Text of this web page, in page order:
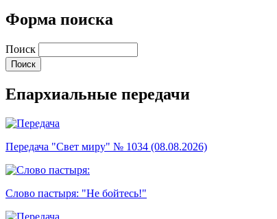
Форма поиска
Поиск
Епархиальные передачи
Передача "Свет миру" № 1034 (08.08.2026)
Слово пастыря: "Не бойтесь!"